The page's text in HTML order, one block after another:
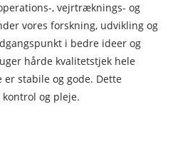
, vejrtræknings- og
vores forskning, udvikling og
i bedre ideer og
hårde kvalitetstjek hele
stabile og gode. Dette
og pleje.